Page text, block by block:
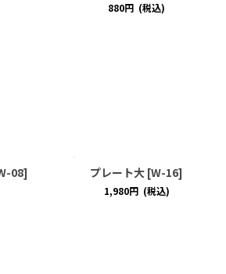
880円 (税込)
08] プレート大 [W-16]
1,980円 (税込)